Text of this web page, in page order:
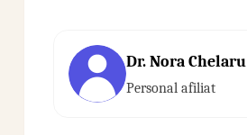
Dr. Nora Chelaru
Personal afiliat